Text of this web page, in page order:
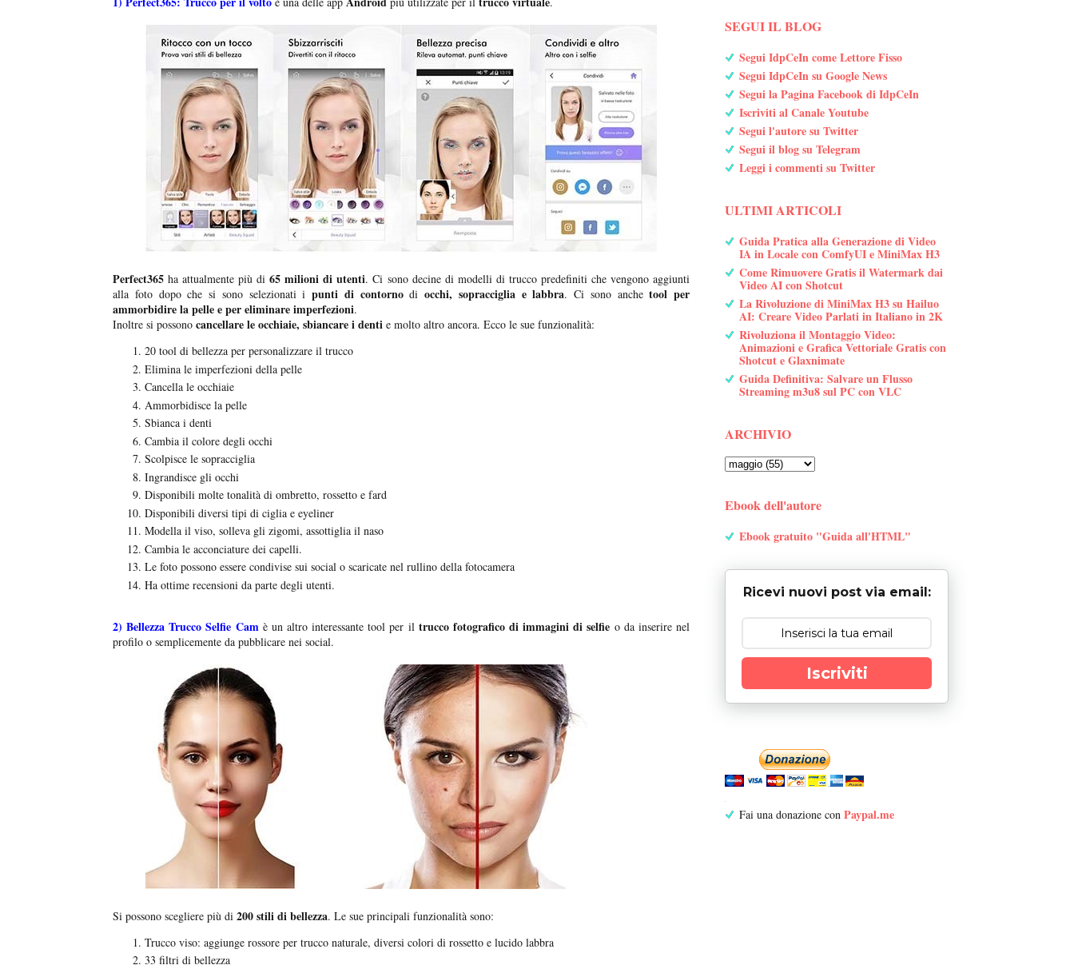
Perfect365 ha attualmente più di 65 milioni di utenti. Ci sono decine di modelli di trucco predefiniti che vengono aggiunti
alla foto dopo che si sono selezionati i punti di contornodi occhi, sopracciglia e labbra. Ci sono anchetool per
ammorbidire la pelle e per eliminare imperfezioni.
Inoltre si possono cancellare le occhiaie, sbiancare i denti e molto altro ancora. Ecco le sue funzionalità:
20 tool di bellezza per personalizzare il trucco
Elimina le imperfezioni della pelle
Cancella le occhiaie
Ammorbidisce la pelle
Sbianca i denti
Cambia il colore degli occhi
Scolpisce le sopracciglia
Ingrandisce gli occhi
Disponibili molte tonalità di ombretto, rossetto e fard
Disponibili diversi tipi di ciglia e eyeliner
Modella il viso, solleva gli zigomi, assottiglia il naso
Cambia le acconciature dei capelli.
Le foto possono essere condivise sui social o scaricate nel rullino della fotocamera
Ha ottime recensioni da parte degli utenti.
2)Bellezza Trucco Selfie Cam è un altro interessante tool per il trucco fotografico di immagini di selfie o da inserire nel
profilo o semplicemente da pubblicare nei social.
Si possono scegliere più di 200 stili di bellezza. Le sue principali funzionalità sono:
Trucco viso: aggiunge rossore per trucco naturale, diversi colori di rossetto e lucido labbra
33 filtri di bellezza
SEGUI IL BLOG
Segui IdpCeIn come Lettore Fisso
Segui IdpCeIn su Google News
Segui la Pagina Facebook di IdpCeIn
Iscriviti al Canale Youtube
Segui l'autore su Twitter
Segui il blog su Telegram
Leggi i commenti su Twitter
ULTIMI ARTICOLI
Guida Pratica alla Generazione di Video
IA in Locale con ComfyUI e MiniMax H3
Come Rimuovere Gratis il Watermark dai
Video AI con Shotcut
La Rivoluzione di MiniMax H3 su Hailuo
AI: Creare Video Parlati in Italiano in 2K
Rivoluziona il Montaggio Video:
Animazioni e Grafica Vettoriale Gratis con
Shotcut e Glaxnimate
Guida Definitiva: Salvare un Flusso
Streaming m3u8 sul PC con VLC
ARCHIVIO
Ebook dell'autore
Ebook gratuito "Guida all'HTML"
Ricevi nuovi post via email:
Iscriviti
Fai una donazione con Paypal.me